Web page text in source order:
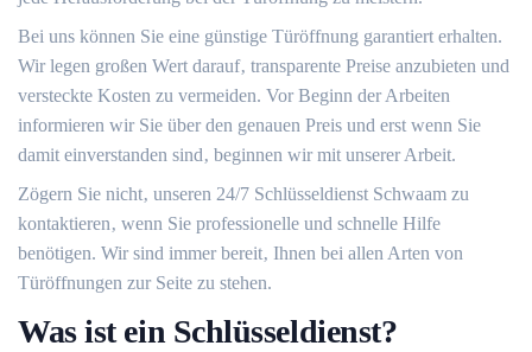
Bei uns können Sie eine günstige Türöffnung garantiert erhalten.​
Wir legen großen Wert darauf‚ transparente Preise anzubieten und
versteckte Kosten zu vermeiden.​ Vor Beginn der Arbeiten
informieren wir Sie über den genauen Preis und erst wenn Sie
damit einverstanden sind‚ beginnen wir mit unserer Arbeit.​
Zögern Sie nicht‚ unseren 24/7 Schlüsseldienst Schwaam zu
kontaktieren‚ wenn Sie professionelle und schnelle Hilfe
benötigen.​ Wir sind immer bereit‚ Ihnen bei allen Arten von
Türöffnungen zur Seite zu stehen.
Was ist ein Schlüsseldienst?​